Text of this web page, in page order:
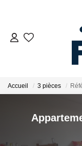
Accueil 3 pièces